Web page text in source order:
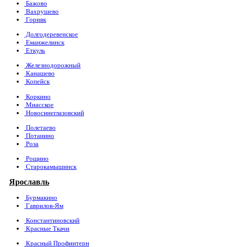
Бажово
Вахрушево
Горняк
Долгодеревенское
Еманжелинск
Еткуль
Железнодорожный
Канашево
Копейск
Коркино
Миасское
Новосинеглазовский
Полетаево
Потанино
Роза
Рощино
Старокамышинск
Ярославль
Бурмакино
Гаврилов-Ям
Константиновский
Красные Ткачи
Красный Профинтерн